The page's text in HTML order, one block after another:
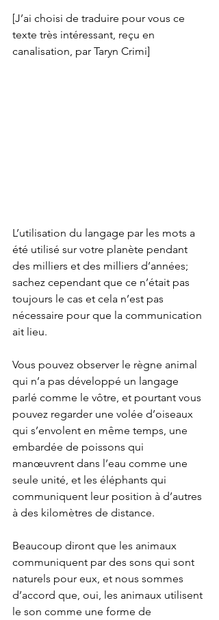
[J’ai choisi de traduire pour vous ce
texte très intéressant, reçu en
canalisation, par Taryn Crimi]
L’utilisation du langage par les mots a
été utilisé sur votre planète pendant
des milliers et des milliers d’années;
sachez cependant que ce n’était pas
toujours le cas et cela n’est pas
nécessaire pour que la communication
ait lieu.
Vous pouvez observer le règne animal
qui n’a pas développé un langage
parlé comme le vôtre, et pourtant vous
pouvez regarder une volée d’oiseaux
qui s’envolent en même temps, une
embardée de poissons qui
manœuvrent dans l’eau comme une
seule unité, et les éléphants qui
communiquent leur position à d’autres
à des kilomètres de distance.
Beaucoup diront que les animaux
communiquent par des sons qui sont
naturels pour eux, et nous sommes
d’accord que, oui, les animaux utilisent
le son comme une forme de